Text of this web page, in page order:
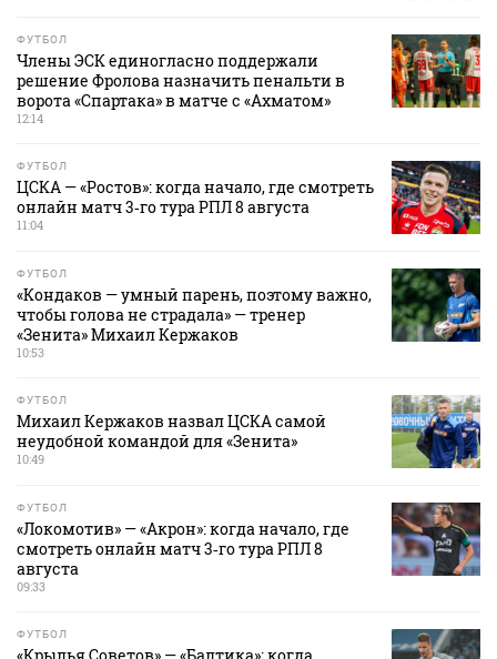
ФУТБОЛ
Члены ЭСК единогласно поддержали
решение Фролова назначить пенальти в
ворота «Спартака» в матче с «Ахматом»
12:14
ФУТБОЛ
ЦСКА — «Ростов»: когда начало, где смотреть
онлайн матч 3‑го тура РПЛ 8 августа
11:04
ФУТБОЛ
«Кондаков — умный парень, поэтому важно,
чтобы голова не страдала» — тренер
«Зенита» Михаил Кержаков
10:53
ФУТБОЛ
Михаил Кержаков назвал ЦСКА самой
неудобной командой для «Зенита»
10:49
ФУТБОЛ
«Локомотив» — «Акрон»: когда начало, где
смотреть онлайн матч 3‑го тура РПЛ 8
августа
09:33
ФУТБОЛ